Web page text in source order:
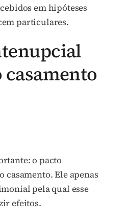
em hipóteses
particulares.
o pacto
Ele apenas
pela qual esse
efeitos.